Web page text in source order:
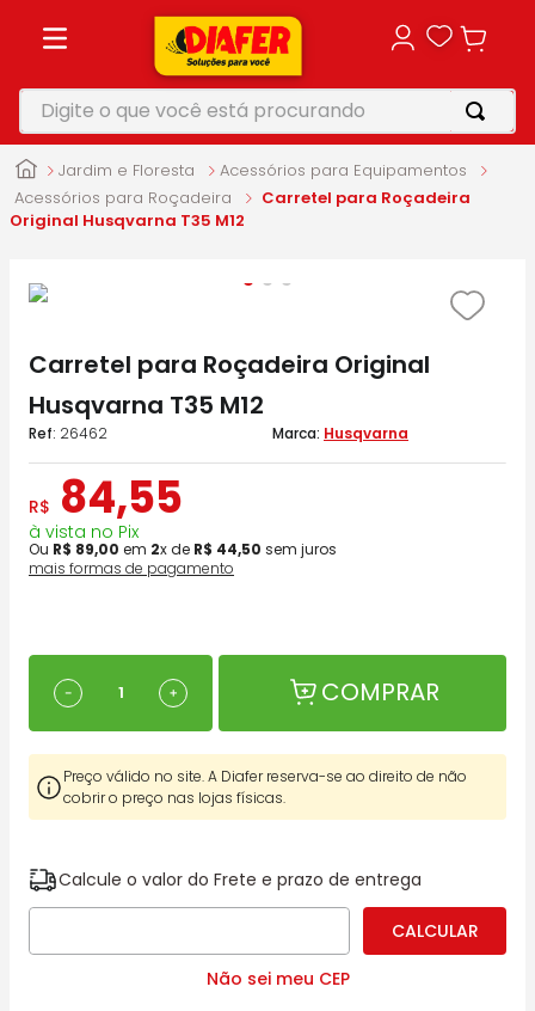
Digite o que você está procurando
Jardim e Floresta
Acessórios para Equipamentos
Acessórios para Roçadeira
Carretel para Roçadeira
Original Husqvarna T35 M12
Carretel para Roçadeira Original
Husqvarna T35 M12
: 26462 Husqvarna
R$ 84,55
à vista no Pix
Ou R$ 89,00 em 2x de R$ 44,50 sem juros
mais formas de pagamento
＋
－ COMPRAR
Preço válido no site. A Diafer reserva-se ao direito de não
cobrir o preço nas lojas físicas.
Calcule o valor do Frete e prazo de entrega
Não sei meu CEP
1º
motosserra
5º furadeira